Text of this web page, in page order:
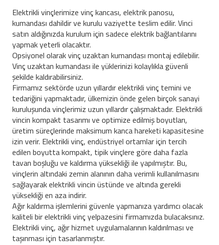
Elektrikli vinçlerimize vinç kancası, elektrik panosu,
kumandası dahildir ve kurulu vaziyette teslim edilir. Vinci
satın aldığınızda kurulum için sadece elektrik bağlantılarını
yapmak yeterli olacaktır.
Opsiyonel olarak vinç uzaktan kumandası montaj edilebilir.
Vinç uzaktan kumandası ile yüklerinizi kolaylıkla güvenli
şekilde kaldırabilirsiniz.
Firmamız sektörde uzun yıllardır elektrikli vinç temini ve
tedariğini yapmaktadır, ülkemizin önde gelen birçok sanayi
kuruluşunda vinçlerimiz uzun yıllardır çalışmaktadır. Elektrikli
vincin kompakt tasarımı ve optimize edilmiş boyutları,
üretim süreçlerinde maksimum kanca hareketi kapasitesine
izin verir. Elektrikli vinç, endüstriyel ortamlar için tercih
edilen boyutta kompakt, tipik vinçlere göre daha fazla
tavan boşluğu ve kaldırma yüksekliği ile yapılmıştır. Bu,
vinçlerin altındaki zemin alanının daha verimli kullanılmasını
sağlayarak elektrikli vincin üstünde ve altında gerekli
yüksekliği en aza indirir.
Ağır kaldırma işlemlerini güvenle yapmanıza yardımcı olacak
kaliteli bir elektrikli vinç yelpazesini firmamızda bulacaksınız.
Elektrikli vinç, ağır hizmet uygulamalarının kaldırılması ve
taşınması için tasarlanmıştır.